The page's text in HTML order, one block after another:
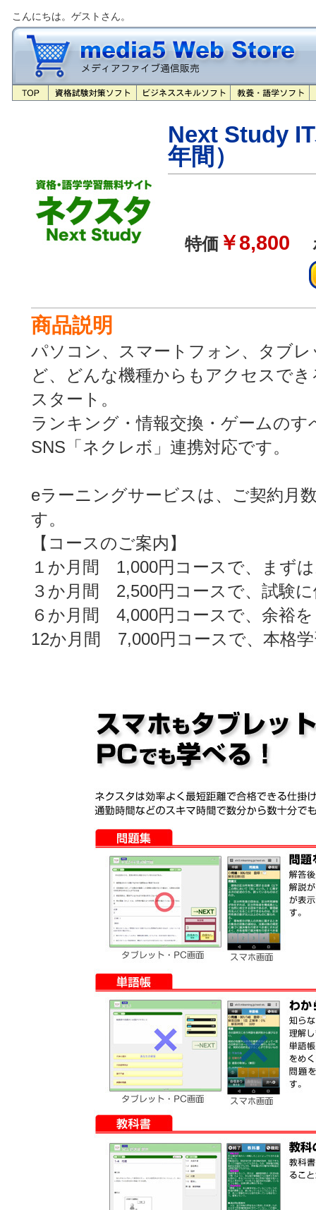
こんにちは。ゲストさん。
Next Study
年間）
特価 ￥8,800
商品説明
パソコン、スマートフォン、タブレ
ど、どんな機種からもアクセスで
スタート。
ランキング・情報交換・ゲームの
SNS「ネクレボ」連携対応です。
eラーニングサービスは、ご契約月
す。
【コースのご案内】
１か月間 1,000円コースで、まず
３か月間 2,500円コースで、試験
６か月間 4,000円コースで、余裕
12か月間 7,000円コースで、本格